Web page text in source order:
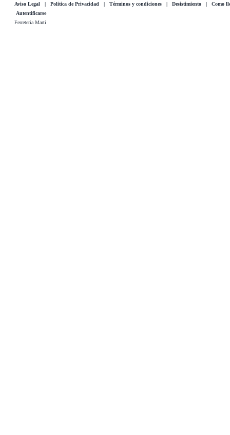
Aviso Legal | Politica de Privacidad | Términos y condiciones | Desistimiento | Como
Autentificarse
Ferreteria Marti